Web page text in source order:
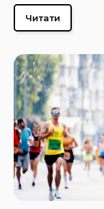
Читати